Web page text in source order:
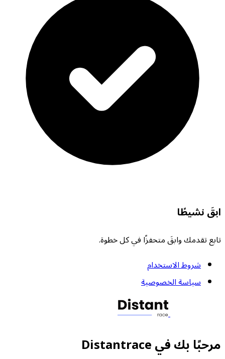
ابقَ نشيطًا
تابع تقدمك وابقَ متحفزًا في كل خطوة.
شروط الاستخدام
سياسة الخصوصية
مرحبًا بك في Distantrace